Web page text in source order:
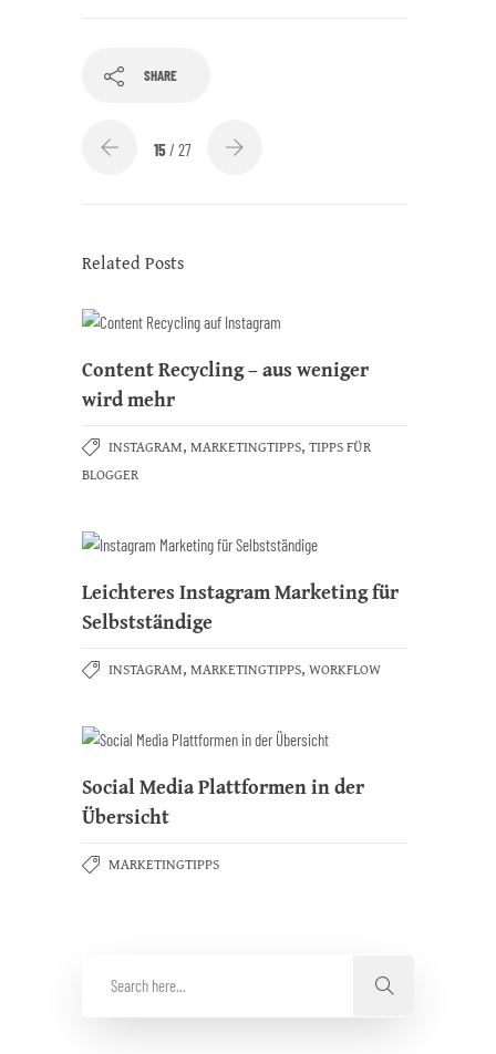
SHARE
15 / 27
Related Posts
Content Recycling – aus weniger
wird mehr
INSTAGRAM, MARKETINGTIPPS, TIPPS FÜR
BLOGGER
Leichteres Instagram Marketing für
Selbstständige
INSTAGRAM, MARKETINGTIPPS, WORKFLOW
Social Media Plattformen in der
Übersicht
MARKETINGTIPPS